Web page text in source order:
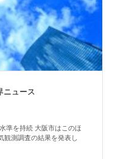
ニュース
準を持続 大阪市はこのほ
観測調査の結果を発表し